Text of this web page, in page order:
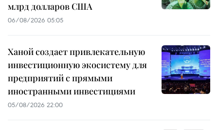
млрд долларов США
06/08/2026 05:05
Ханой создает привлекательную
инвестиционную экосистему для
предприятий с прямыми
иностранными инвестициями
05/08/2026 22:00